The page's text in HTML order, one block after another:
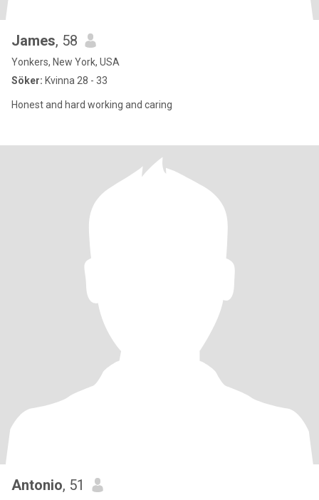
James, 58
Yonkers, New York, USA
Söker: Kvinna 28 - 33
Honest and hard working and caring
Antonio, 51